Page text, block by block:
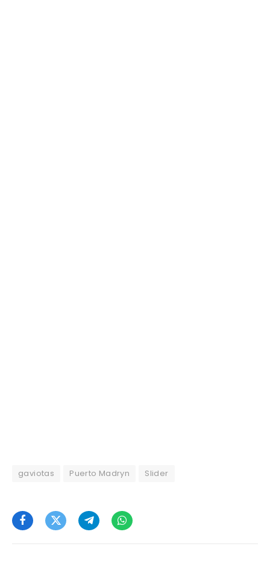
gaviotas Puerto Madryn Slider
FacebookTwitterTelegramWhatsApp